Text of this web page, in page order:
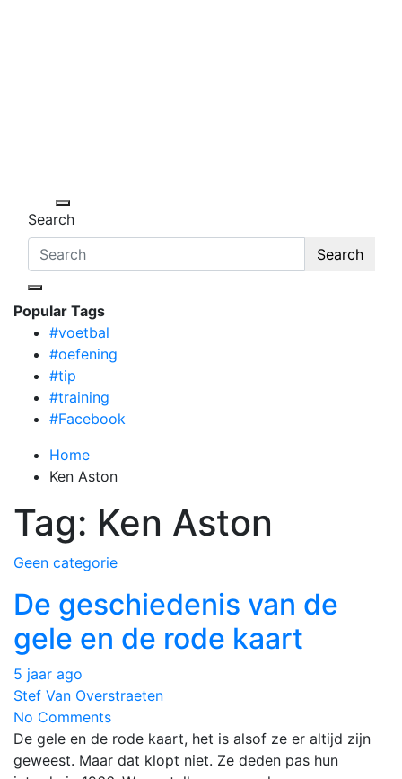
Football Inspiration
Search
Search
Popular Tags
#voetbal
#oefening
#tip
#training
#Facebook
Home
Ken Aston
Tag: Ken Aston
Geen categorie
De geschiedenis van de
gele en de rode kaart
5 jaar ago
Stef Van Overstraeten
No Comments
De gele en de rode kaart, het is alsof ze er altijd zijn
geweest. Maar dat klopt niet. Ze deden pas hun